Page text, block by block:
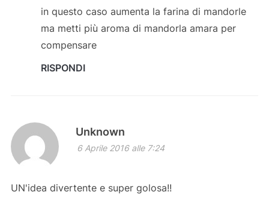
in questo caso aumenta la farina di mandorle
ma metti più aroma di mandorla amara per
compensare
RISPONDI
Unknown
6 Aprile 2016 alle 7:24
UN'idea divertente e super golosa!!